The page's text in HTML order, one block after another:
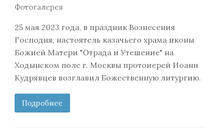
Фотогалерея
25 мая 2023 года, в праздник Вознесения
Господня, настоятель казачьего храма иконы
Божией Матери "Отрада и Утешение" на
Ходынском поле г. Москвы протоиерей Иоанн
Кудрявцев возглавил Божественную литургию.
Подробнее